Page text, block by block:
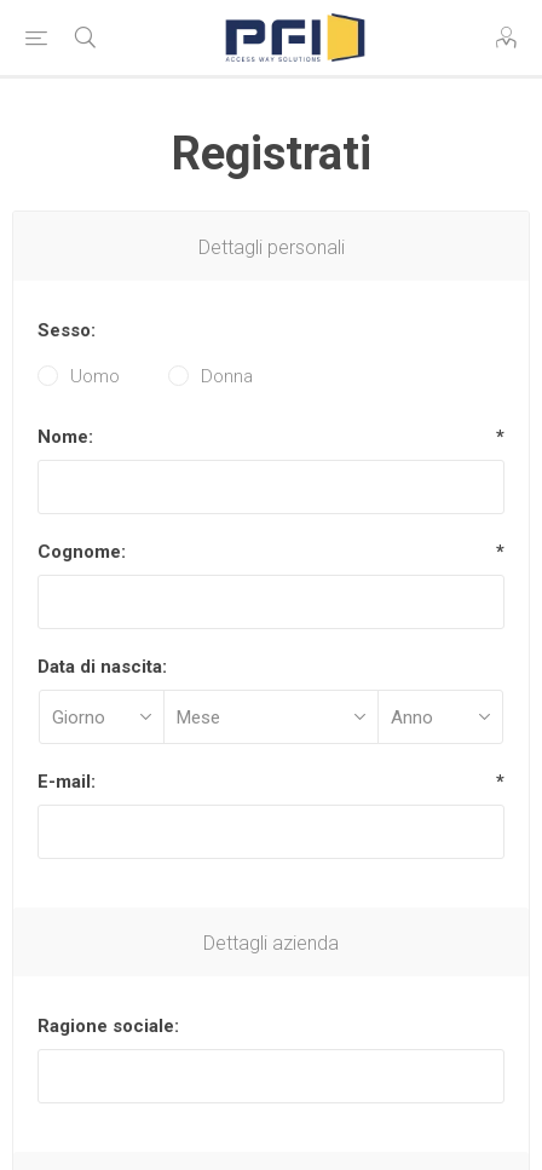
Registrati
Dettagli personali
Sesso:
Uomo Donna
Nome: *
Cognome: *
Data di nascita:
E-mail: *
Dettagli azienda
Ragione sociale: